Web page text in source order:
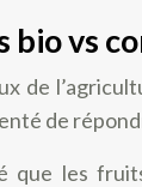
vs
de
de
que les